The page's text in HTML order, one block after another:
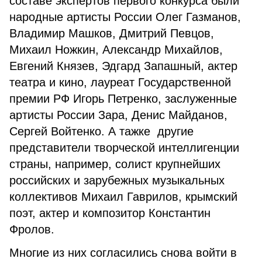
народные артисты России Олег Газманов,
Владимир Машков, Дмитрий Певцов,
Михаил Ножкин, Александр Михайлов,
Евгений Князев, Эдгард Запашный, актер
театра и кино, лауреат Государственной
премии РФ Игорь Петренко, заслуженные
артисты России Зара, Денис Майданов,
Сергей Войтенко. А тажке другие
представители творческой интеллигенции
страны, например, солист крупнейших
российских и зарубежных музыкальных
коллективов Михаил Гаврилов, крымский
поэт, актер и композитор Константин
Фролов.
Многие из них согласились снова войти в